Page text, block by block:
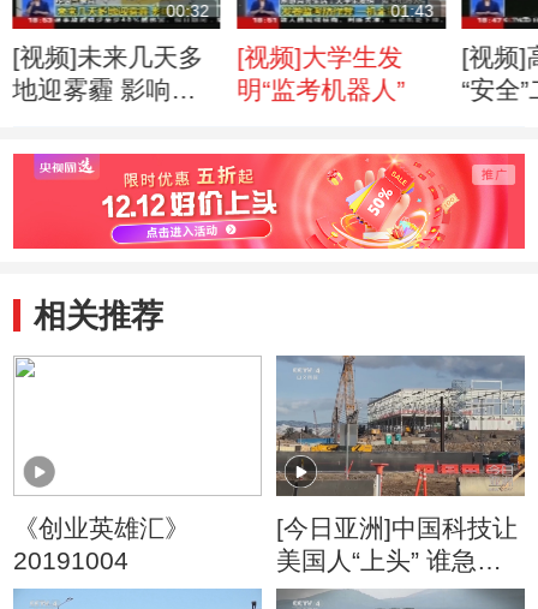
00:32
[视频]未来几天多
地迎雾霾 影响交
01:43
[视频]大学生发
明“监考机器人”
[视频]
“安全
相关推荐
《创业英雄汇》
20191004
[今日亚洲]中国科技让
美国人“上头” 谁急
了？